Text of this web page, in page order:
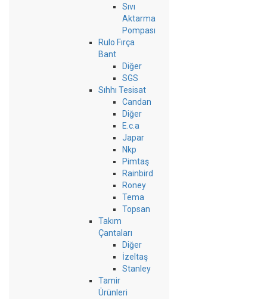
Sıvı
Aktarma
Pompası
Rulo Fırça
Bant
Diğer
SGS
Sıhhı Tesisat
Candan
Diğer
E.c.a
Japar
Nkp
Pimtaş
Rainbird
Roney
Tema
Topsan
Takım
Çantaları
Diğer
İzeltaş
Stanley
Tamir
Ürünleri